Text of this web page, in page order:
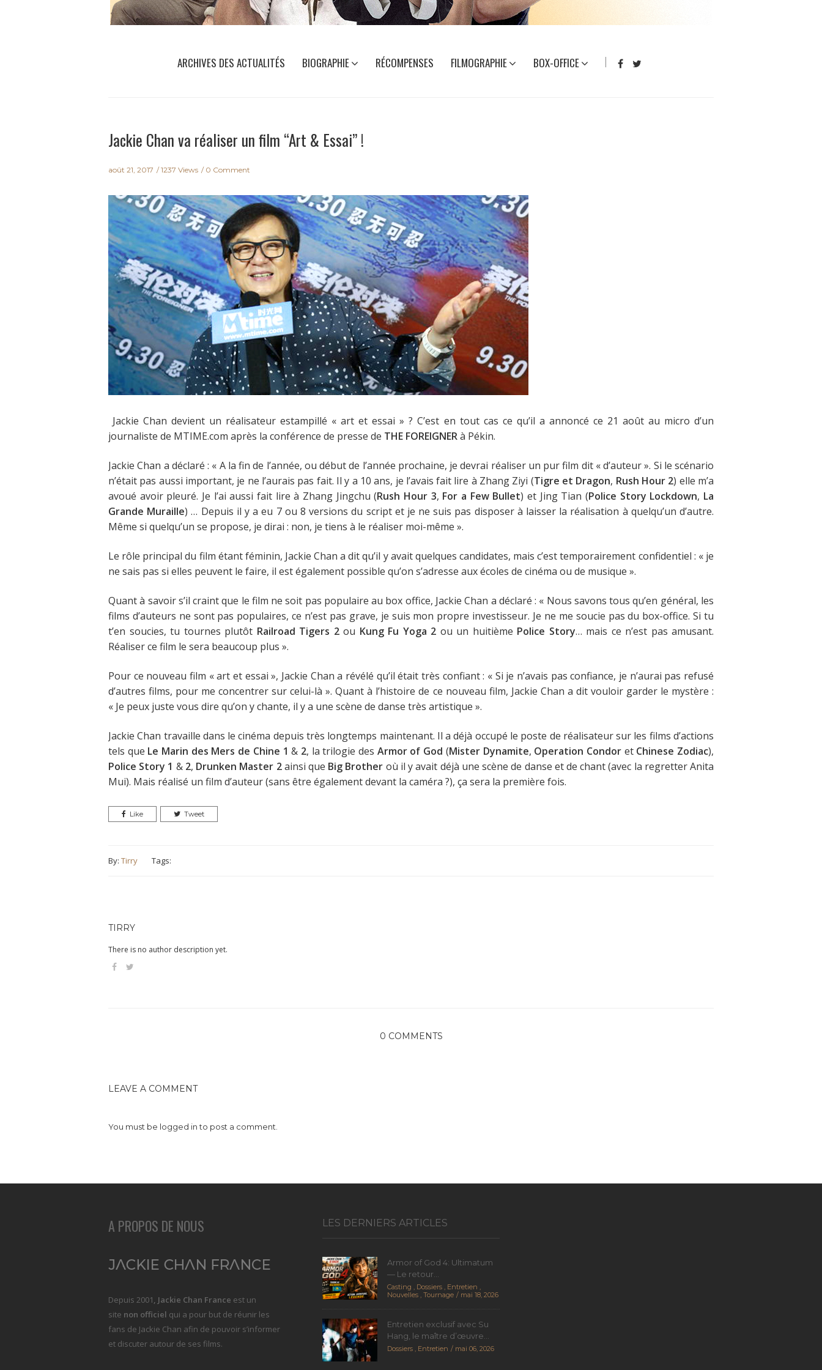
ARCHIVES DES ACTUALITÉS BIOGRAPHIE RÉCOMPENSES FILMOGRAPHIE BOX-OFFICE
Jackie Chan va réaliser un film “Art & Essai” !
août 21, 2017 1237 Views 0 Comment
Jackie Chan devient un réalisateur estampillé « art et essai » ? C’est en tout cas ce qu’il a annoncé ce 21 août au micro d’un
journaliste de MTIME.com après la conférence de presse de THE FOREIGNERà Pékin.
Jackie Chan a déclaré : « A la fin de l’année, ou début de l’année prochaine, je devrai réaliser un pur film dit « d’auteur ». Si le scénario
n’était pas aussi important, je ne l’aurais pas fait. Il y a 10 ans, je l’avais fait lire à Zhang Ziyi (Tigre et Dragon, Rush Hour 2) elle m’a
avoué avoir pleuré. Je l’ai aussi fait lire à Zhang Jingchu (Rush Hour 3, For a Few Bullet) et Jing Tian (Police Story Lockdown, La
Grande Muraille) … Depuis il y a eu 7 ou 8 versions du script et je ne suis pas disposer à laisser la réalisation à quelqu’un d’autre.
Même si quelqu’un se propose, je dirai : non, je tiens à le réaliser moi-même ».
Le rôle principal du film étant féminin, Jackie Chan a dit qu’il y avait quelques candidates, mais c’est temporairement confidentiel : « je
ne sais pas si elles peuvent le faire, il est également possible qu’on s’adresse aux écoles de cinéma ou de musique ».
Quant à savoir s’il craint que le film ne soit pas populaire au box office, Jackie Chan a déclaré : « Nous savons tous qu’en général, les
films d’auteurs ne sont pas populaires, ce n’est pas grave, je suis mon propre investisseur. Je ne me soucie pas du box-office. Si tu
t’en soucies, tu tournes plutôt Railroad Tigers 2ou Kung Fu Yoga 2 ou un huitième Police Story… mais ce n’est pas amusant.
Réaliser ce film le sera beaucoup plus ».
Pour ce nouveau film « art et essai », Jackie Chan a révélé qu’il était très confiant : « Si je n’avais pas confiance, je n’aurai pas refusé
d’autres films, pour me concentrer sur celui-là ». Quant à l’histoire de ce nouveau film, Jackie Chan a dit vouloir garder le mystère :
« Je peux juste vous dire qu’on y chante, il y a une scène de danse très artistique ».
Jackie Chan travaille dans le cinéma depuis très longtemps maintenant. Il a déjà occupé le poste de réalisateur sur les films d’actions
tels que Le Marin des Mers de Chine 1 & 2, la trilogie des Armor of God (Mister Dynamite, Operation Condor et Chinese Zodiac),
Police Story 1 & 2, Drunken Master 2ainsi que Big Brother où il y avait déjà une scène de danse et de chant (avec la regretter Anita
Mui). Mais réalisé un film d’auteur (sans être également devant la caméra ?), ça sera la première fois.
Like Tweet
By: Tirry Tags:
TIRRY
There is no author description yet.
0 COMMENTS
LEAVE A COMMENT
You must be logged into post a comment.
A PROPOS DE NOUS
Depuis 2001 , Jackie Chan France est un
site non officiel qui a pour but de réunir les
fans de Jackie Chan afin de pouvoir s’informer
et discuter autour de ses films.
LES DERNIERS ARTICLES
Armor of God 4: Ultimatum
— Le retour...
Casting Dossiers Entretien
Nouvelles Tournage mai 18, 2026
Entretien exclusif avec Su
Hang, le maître d’œuvre...
Dossiers Entretien mai 06, 2026